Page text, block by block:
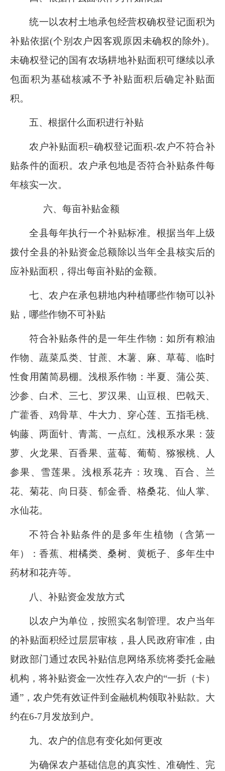
统一以农村土地承包经营权确权登记面积为
补贴依据(个别农户因客观原因未确权的除外)。
未确权登记的国有农场耕地补贴面积可继续以承
包面积为基础核减不予补贴面积后确定补贴面
积。
五、根据什么面积进行补贴
农户补贴面积=确权登记面积-农户不符合补
贴条件的面积。农户承包地是否符合补贴条件每
年核实一次。
六、每亩补贴金额
全县每年执行一个补贴标准。根据当年上级
拨付全县的补贴资金总额除以当年全县核实后的
应补贴面积，得出每亩补贴的金额。
七、农户在承包耕地内种植哪些作物可以补
贴，哪些作物不可补贴
符合补贴条件的是一年生作物：如所有粮油
作物、蔬菜瓜类、甘蔗、木薯、麻、草莓、临时
性食用菌简易棚。浅根系作物：半夏、蒲公英、
沙参、白术、三七、罗汉果、山豆根、巴戟天、
广藿香、鸡骨草、牛大力、穿心莲、五指毛桃、
钩藤、两面针、青蒿、一点红。浅根系水果：菠
萝、火龙果、百香果、蓝莓、葡萄、猕猴桃、人
参果、雪莲果 。浅根系花卉：玫瑰、百合、兰
花、菊花、向日葵、郁金香、格桑花、仙人掌、
水仙花。
不符合补贴条件的是多年生植物（含第一
年）：香蕉、柑橘类、桑树、黄栀子、多年生中
药材和花卉等。
八、补贴资金发放方式
以农户为单位，按照实名制管理。农户当年
的补贴面积经过层层审核，县人民政府审准，由
财政部门通过农民补贴信息网络系统将委托金融
机构，将补贴资金一次性存入农户的“一折（卡）
通”，农户凭有效证件到金融机构领取补贴款。大
约在6-7月发放到户。
九、农户的信息有变化如何更改
为确保农户基础信息的真实性、准确性、完